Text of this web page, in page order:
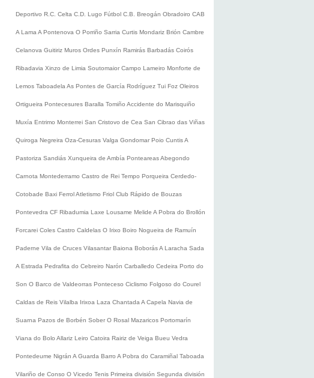
Deportivo R.C. Celta C.D. Lugo Fútbol C.B. Breogán Obradoiro CAB
A Lama A Pontenova O Porriño Sarria Curtis Mondariz Brión Cambre
Celanova Guitiriz Muros Ordes Punxín Ramirás Barbadás Coirós
Ribadavia Xinzo de Limia Soutomaior Campo Lameiro Monforte de
Lemos Taboadela As Pontes de García Rodríguez Tui Foz Oleiros
Ortigueira Pontecesures Baralla Tomiño Accidente do Marisquiño
Muxía Entrimo Monterrei San Cristovo de Cea San Cibrao das Viñas
Quiroga Negreira Oza-Cesuras Valga Gondomar Poio CuntisA
Pastoriza Sandiás Xunqueira de Ambía PonteareasAbegondo
Carnota Montederramo Castro de Rei Tempo Porqueira Cerdedo-
Cotobade Baxi FerrolAtletismo Friol Club Rápido de Bouzas
Pontevedra CF Ribadumia Laxe Lousame Melide A Pobra do Brollón
Forcarei Coles Castro Caldelas O Irixo Boiro Nogueira de Ramuín
Paderne Vila de Cruces Vilasantar Baiona BoborásA Laracha Sada
A Estrada Pedrafita do Cebreiro Narón Carballedo Cedeira Porto do
Son O Barco de Valdeorras Ponteceso Ciclismo Folgoso do Courel
Caldas de Reis Vilalba Irixoa Laza Chantada A Capela Navia de
Suarna Pazos de Borbén Sober O Rosal Mazaricos Portomarín
Viana do Bolo Allariz Leiro Catoira Rairiz de Veiga Bueu Vedra
Pontedeume Nigrán A Guarda Barro A Pobra do Caramiñal Taboada
Vilariño de Conso O Vicedo Tenis Primeira división Segunda división